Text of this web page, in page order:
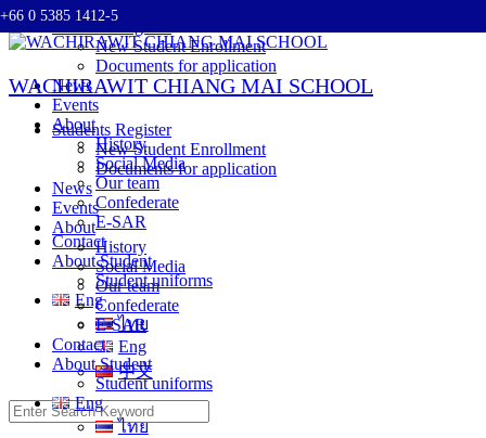
Skip
to
+66 0 5385 1412-5
WACHIRAWIT CHIANG MAI SCHOOL
Students Register
New Student Enrollment
Documents for application
News
Events
About
History
Social Media
Our team
Confederate
E-SAR
Contact
About Student
Student uniforms
Eng
ไทย
Students Register
New Student Enrollment
Documents for application
News
Events
About
History
Social Media
Our team
Confederate
E-SAR
Contact
About Student
Student uniforms
Eng
ไทย
Eng
中文
Search
for: